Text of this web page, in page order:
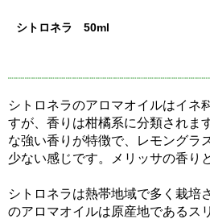
シトロネラ 50ml
シトロネラのアロマオイルはイネ
すが、香りは柑橘系に分類されま
な強い香りが特徴で、レモングラ
少ない感じです。メリッサの香り
シトロネラは熱帯地域で多く栽培
のアロマオイルは原産地であるス